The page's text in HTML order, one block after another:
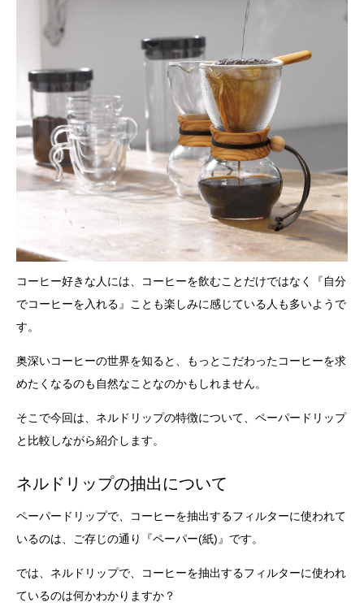
コーヒー好きな人には、コーヒーを飲むことだけではなく『自分
でコーヒーを入れる』ことも楽しみに感じている人も多いようで
す。
奥深いコーヒーの世界を知ると、もっとこだわったコーヒーを求
めたくなるのも自然なことなのかもしれません。
そこで今回は、ネルドリップの特徴について、ペーパードリップ
と比較しながら紹介します。
ネルドリップの抽出について
ペーパードリップで、コーヒーを抽出するフィルターに使われて
いるのは、ご存じの通り『ペーパー(紙)』です。
では、ネルドリップで、コーヒーを抽出するフィルターに使われ
ているのは何かわかりますか？